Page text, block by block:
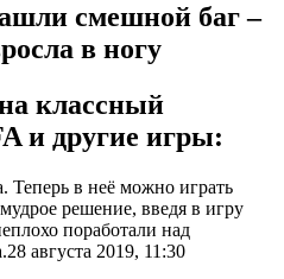
смешной баг –
в ногу
классный
и другие игры:
Теперь в неё можно играть
решение, введя в игру
поработали над
августа 2019, 11:30